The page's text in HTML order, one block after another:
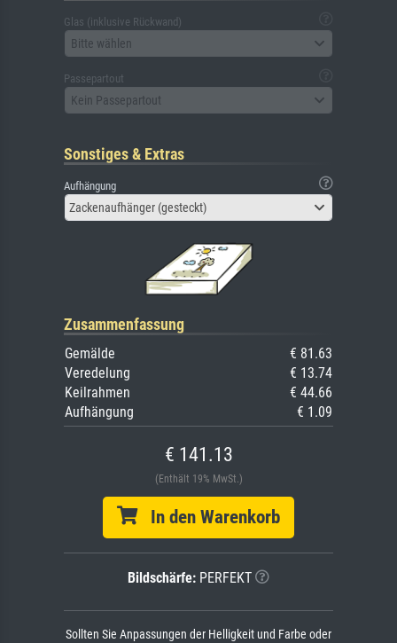
Glas (inklusive Rückwand)
Bitte wählen
Passepartout
Kein Passepartout
Sonstiges & Extras
Aufhängung
Zackenaufhänger (gesteckt)
Zusammenfassung
Gemälde
€ 81.63
Veredelung
€ 13.74
Keilrahmen
€ 44.66
Aufhängung
€ 1.09
€ 141.13
(Enthält 19% MwSt.)
In den Warenkorb
Bildschärfe: PERFEKT
Sollten Sie Anpassungen der Helligkeit und Farbe oder